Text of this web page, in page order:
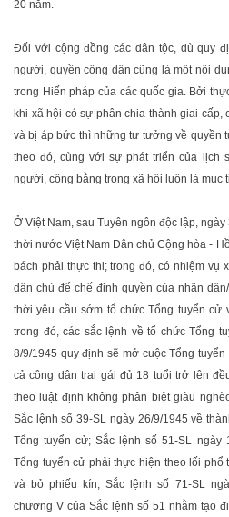
20 năm.
Đối với cộng đồng các dân tộc, dù quy
người, quyền công dân cũng là một nội
trong Hiến pháp của các quốc gia. Bởi
khi xã hội có sự phân chia thành giai cấp,
và bị áp bức thì những tư tưởng về quyền
theo đó, cùng với sự phát triển của lịch
người, công bằng trong xã hội luôn là mục
Ở Việt Nam, sau Tuyên ngôn độc lập,
thời nước Việt Nam Dân chủ Cộng hòa -
bách phải thực thi; trong đó, có nhiệm vụ
dân chủ để chế định quyền của nhân
thời yêu cầu sớm tổ chức Tổng tuyển cử
trong đó, các sắc lệnh về tổ chức Tổng
8/9/1945 quy định sẽ mở cuộc Tổng
cả công dân trai gái đủ 18 tuổi trở lên
theo luật định không phân biệt giàu
Sắc lệnh số 39-SL ngày 26/9/1945 về
Tổng tuyển cử; Sắc lệnh số 51-SL ngày
Tổng tuyển cử phải thực hiện theo lối
và bỏ phiếu kín; Sắc lệnh số 71-SL
chương V của Sắc lệnh số 51 nhằm tạo